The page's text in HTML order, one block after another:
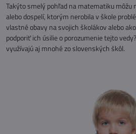
Takýto smelý pohľad na matematiku
alebo dospelí, ktorým nerobila v škole
vlastné obavy na svojich školákov alebo
podporiť ich úsilie o porozumenie tejto
využívajú aj mnohé zo slovenských škôl.